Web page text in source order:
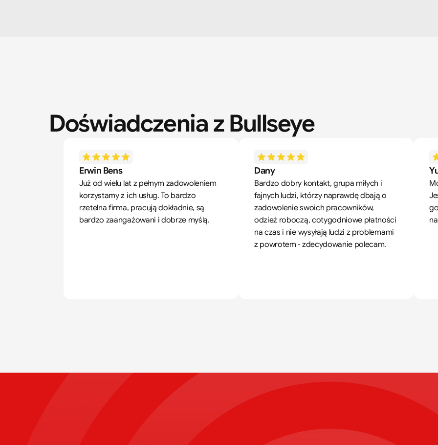
Doświadczenia z Bullseye
Erwin Bens
Już od wielu lat z pełnym zadowoleniem
korzystamy z ich usług. To bardzo
rzetelna firma, pracują dokładnie, są
bardzo zaangażowani i dobrze myślą.
Dany
Bardzo dobry kontakt, grupa miłych i
fajnych ludzi, którzy naprawdę dbają o
zadowolenie swoich pracowników,
odzież roboczą, cotygodniowe płatności
na czas i nie wysyłają ludzi z problemami
z powrotem - zdecydowanie polecam.